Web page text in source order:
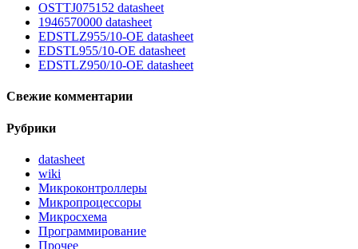
OSTTJ075152 datasheet
1946570000 datasheet
EDSTLZ955/10-OE datasheet
EDSTL955/10-OE datasheet
EDSTLZ950/10-OE datasheet
Свежие комментарии
Рубрики
datasheet
wiki
Микроконтроллеры
Микропроцессоры
Микросхема
Программирование
Прочее